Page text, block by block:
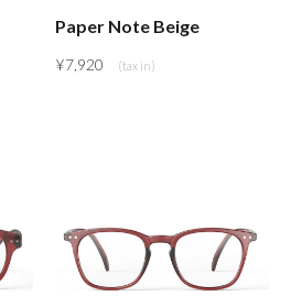
Paper Note Beige
¥7,920